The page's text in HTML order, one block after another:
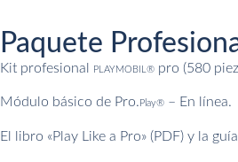
Paquete
Kit profesional PLAYMOBIL® pro (580
Módulo básico de Pro.Play® – En línea.
El libro «Play Like a Pro» (PDF) y la